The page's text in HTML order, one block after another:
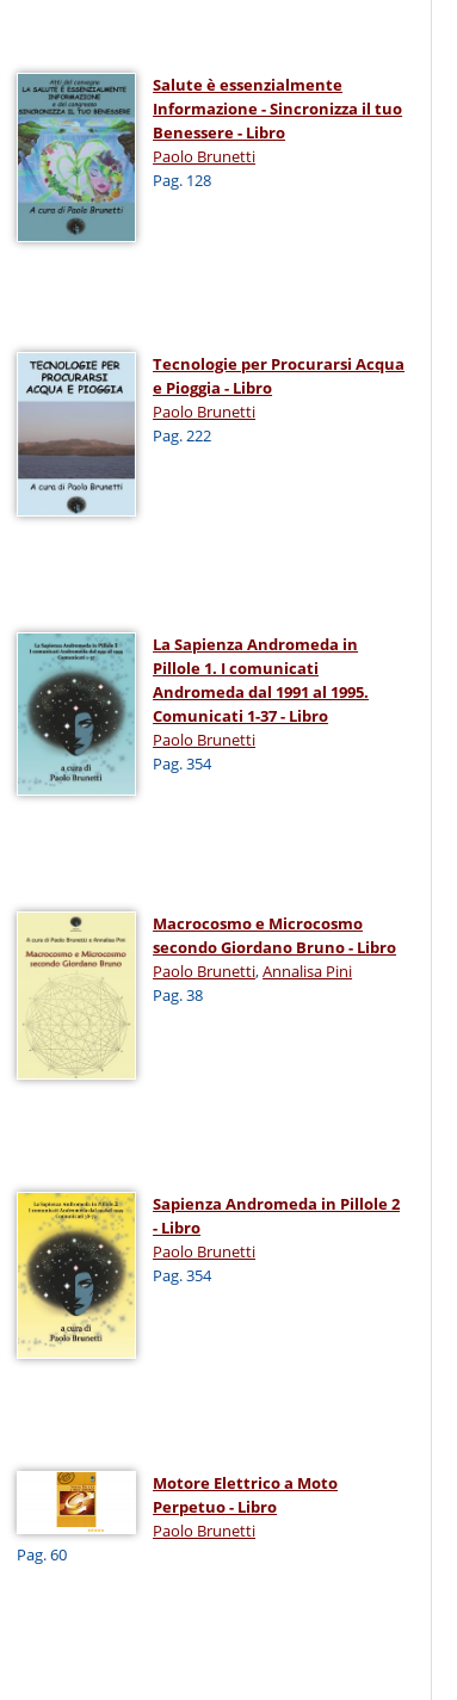
Salute è essenzialmente
Informazione - Sincronizza il tuo
Benessere - Libro
Paolo Brunetti
Pag. 128
Tecnologie per Procurarsi Acqua
e Pioggia - Libro
Paolo Brunetti
Pag. 222
La Sapienza Andromeda in
Pillole 1. I comunicati
Andromeda dal 1991 al 1995.
Comunicati 1-37 - Libro
Paolo Brunetti
Pag. 354
Macrocosmo e Microcosmo
secondo Giordano Bruno - Libro
Paolo Brunetti,Annalisa Pini
Pag. 38
Sapienza Andromeda in Pillole 2
- Libro
Paolo Brunetti
Pag. 354
Motore Elettrico a Moto
Perpetuo - Libro
Paolo Brunetti
Pag. 60